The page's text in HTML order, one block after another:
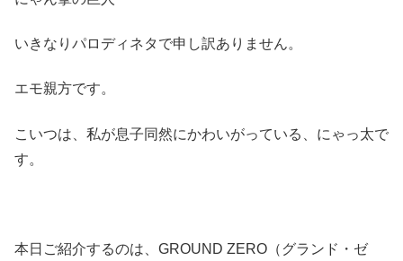
いきなりパロディネタで申し訳ありません。
エモ親方です。
こいつは、私が息子同然にかわいがっている、にゃっ太で
す。
本日ご紹介するのは、GROUND ZERO（グランド・ゼ